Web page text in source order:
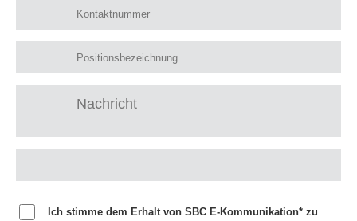
Ich stimme dem Erhalt von SBC E-Kommunikation* zu